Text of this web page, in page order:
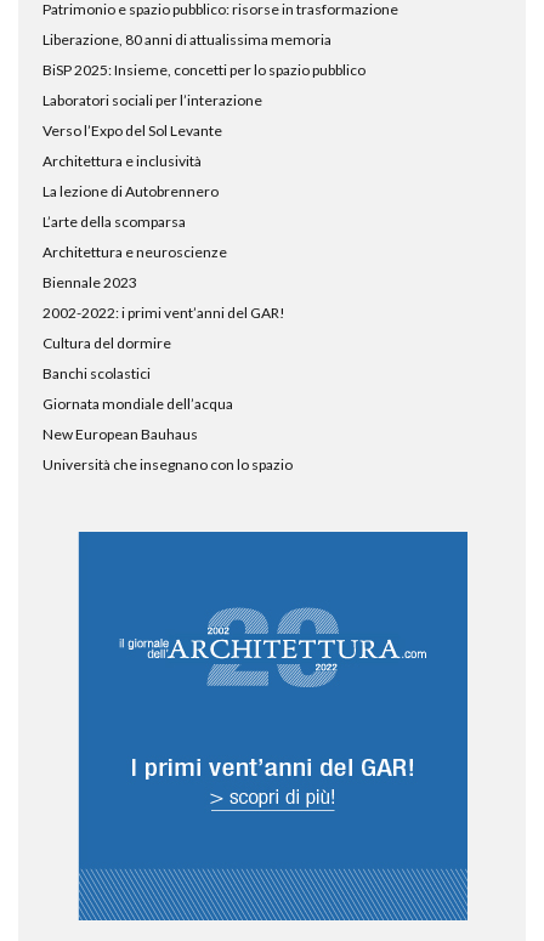
Patrimonio e spazio pubblico: risorse in trasformazione
Liberazione, 80 anni di attualissima memoria
BiSP 2025: Insieme, concetti per lo spazio pubblico
Laboratori sociali per l’interazione
Verso l’Expo del Sol Levante
Architettura e inclusività
La lezione di Autobrennero
L’arte della scomparsa
Architettura e neuroscienze
Biennale 2023
2002-2022: i primi vent’anni del GAR!
Cultura del dormire
Banchi scolastici
Giornata mondiale dell’acqua
New European Bauhaus
Università che insegnano con lo spazio